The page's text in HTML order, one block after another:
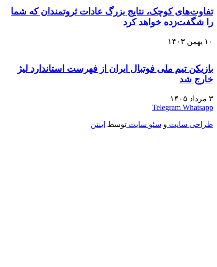
تفاوت‌های کوچک، نتایج بزرگ عادات ثروتمندان که شما
را شگفت‌زده خواهد کرد
۱۰ بهمن ۱۴۰۳
بازیکن تیم ملی فوتبال ایران از فهرست استاندارد لیژ
خارج شد
۳ مرداد ۱۴۰۵
Telegram Whatsapp
طراحی سایت و سئو سایت توسط اینتن